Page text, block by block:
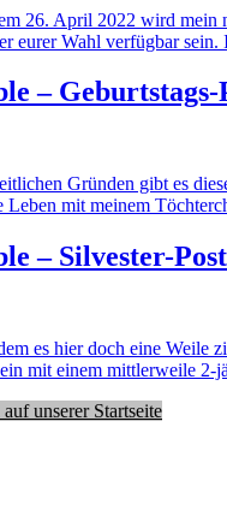
26. April 2022 wird mein
eurer Wahl verfügbar
– Geburtstags-
Gründen gibt es
Leben mit meinem
– Silvester-
es hier doch eine Weile
mit einem mittlerweile
unserer Startseite